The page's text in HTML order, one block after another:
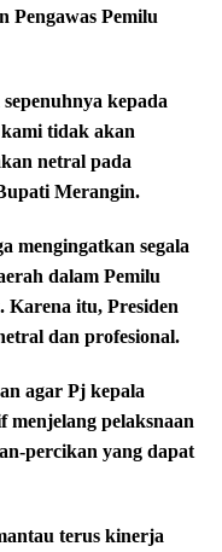
Pengawas Pemilu
kepada
tidak akan
netral pada
Merangin.
mengingatkan segala
dalam Pemilu
Karena itu, Presiden
dan profesional.
agar Pj kepala
menjelang pelaksnaan
percikan yang dapat
terus kinerja